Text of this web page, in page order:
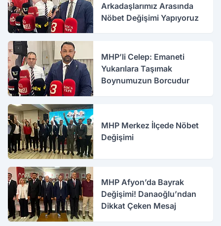
Arkadaşlarımız Arasında
Nöbet Değişimi Yapıyoruz
MHP’li Celep: Emaneti
Yukarılara Taşımak
Boynumuzun Borcudur
MHP Merkez İlçede Nöbet
Değişimi
MHP Afyon’da Bayrak
Değişimi! Danaoğlu’ndan
Dikkat Çeken Mesaj